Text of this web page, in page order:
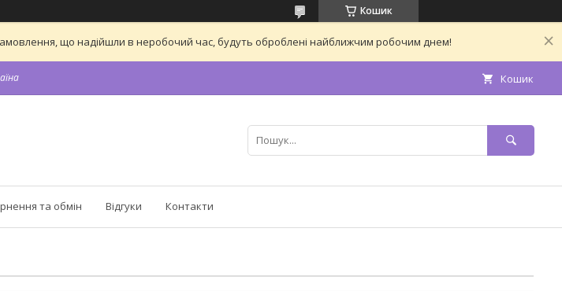
Кошик
що надійшли в неробочий час, будуть оброблені найближчим робочим днем!
Кошик
та обмін Відгуки Контакти